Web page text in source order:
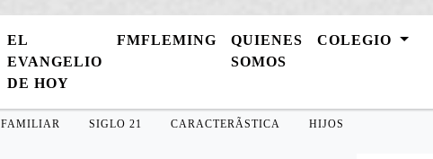
EL
EVANGELIO
DE HOY
FMFLEMING
QUIENES
SOMOS
COLEGIO
FAMILIAR SIGLO 21 CARACTERÃ­STICA HIJOS